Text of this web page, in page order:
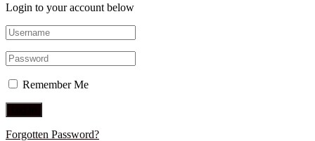
Login to your account below
Remember Me
Forgotten Password?